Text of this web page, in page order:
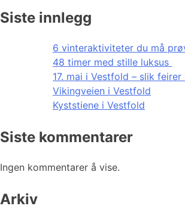
Siste innlegg
6 vinteraktiviteter du må
48 timer med stille luksus
17. mai i Vestfold – slik feirer
Vikingveien i Vestfold
Kyststiene i Vestfold
Siste kommentarer
Ingen kommentarer å vise.
Arkiv